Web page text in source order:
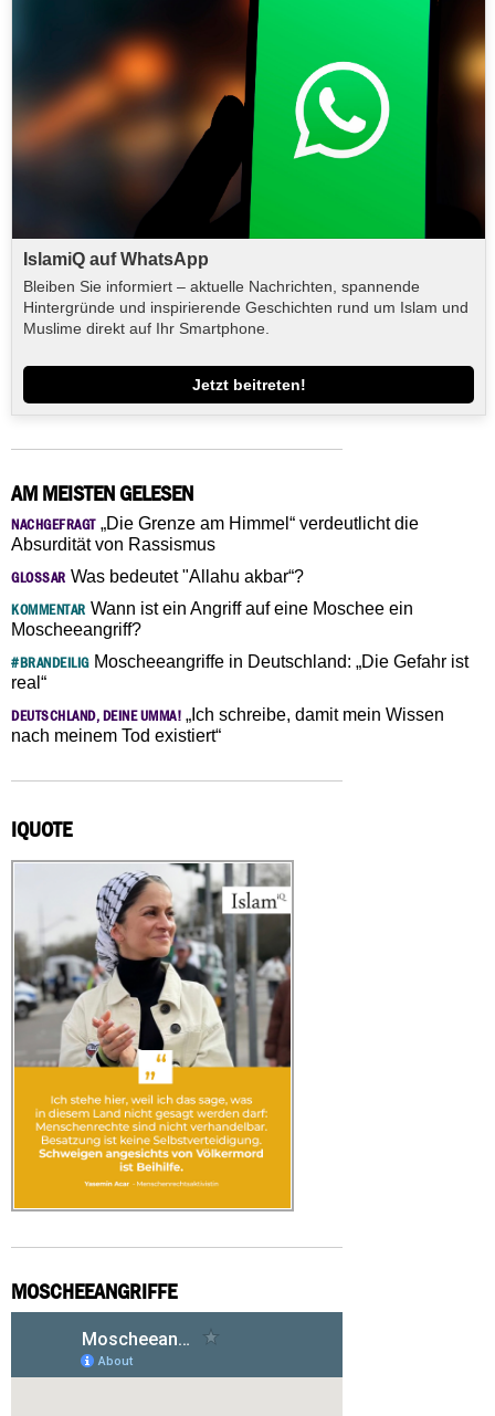
IslamiQ auf WhatsApp
Bleiben Sie informiert – aktuelle Nachrichten, spannende
Hintergründe und inspirierende Geschichten rund um Islam und
Muslime direkt auf Ihr Smartphone.
Jetzt beitreten!
AM MEISTEN GELESEN
NACHGEFRAGT„Die Grenze am Himmel“ verdeutlicht die
Absurdität von Rassismus
GLOSSAR Was bedeutet "Allahu akbar“?
KOMMENTAR Wann ist ein Angriff auf eine Moschee ein
Moscheeangriff?
#BRANDEILIGMoscheeangriffe in Deutschland: „Die Gefahr ist
real“
DEUTSCHLAND, DEINE UMMA! „Ich schreibe, damit mein Wissen
nach meinem Tod existiert“
IQUOTE
MOSCHEEANGRIFFE